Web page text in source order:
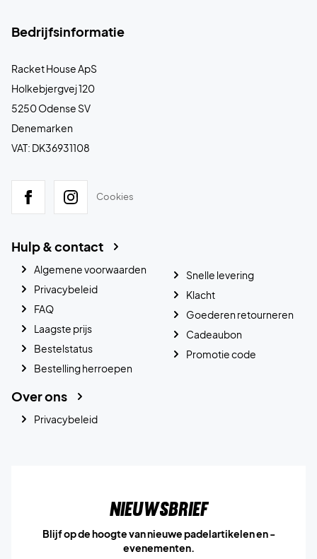
Bedrijfsinformatie
Racket House ApS
Holkebjergvej 120
5250 Odense SV
Denemarken
VAT: DK36931108
Cookies
Hulp & contact
Algemene voorwaarden
Privacybeleid
FAQ
Laagste prijs
Bestelstatus
Bestelling herroepen
Snelle levering
Klacht
Goederen retourneren
Cadeaubon
Promotie code
Over ons
Privacybeleid
Nieuwsbrief
Blijf op de hoogte van nieuwe padelartikelen en -
evenementen.